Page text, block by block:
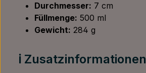
Durchmesser: 7 cm
Füllmenge: 500 ml
Gewicht: 284 g
ℹ️ Zusatzinformationen